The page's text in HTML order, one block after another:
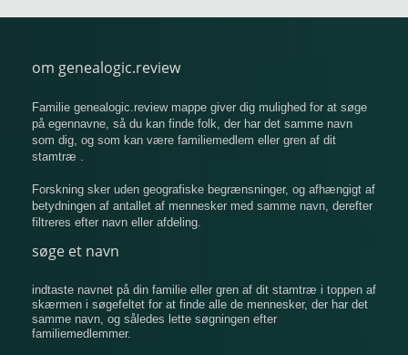
om genealogic.review
Familie genealogic.review mappe giver dig mulighed for at søge
på egennavne, så du kan finde folk, der har det samme navn
som dig, og som kan være familiemedlem eller gren af ​​dit
stamtræ .
Forskning sker uden geografiske begrænsninger, og afhængigt af
betydningen af ​​antallet af mennesker med samme navn, derefter
filtreres efter navn eller afdeling.
søge et navn
indtaste navnet på din familie eller gren af ​​dit stamtræ i toppen af
​​skærmen i søgefeltet for at finde alle de mennesker, der har det
samme navn, og således lette søgningen efter
familiemedlemmer.